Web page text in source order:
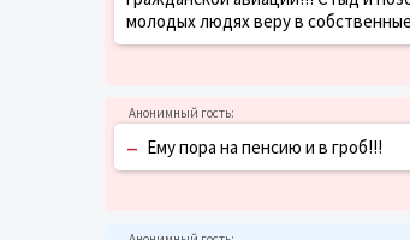
молодых людях веру в
– Ему пора на пенсию и в гроб!!!